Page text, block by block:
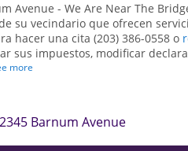
Avenue - We Are Near The
su vecindario que ofrecen
hacer una cita (203) 386-0558 o
sus impuestos, modificar
presentar declaraciones de
de impuestos en
una opción excelente. Con
diversidad de servicios
more
2345 Barnum Avenue